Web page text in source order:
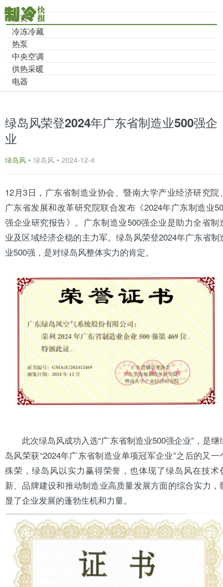
首页
冷冻冷藏
热泵
中央空调
供热采暖
电器
绿岛风荣登2024年广东省制造业500强企
业
绿岛风 • 绿岛风 • 2024-12-4
12月3日， 广东省制造业协会、暨南大学产业经济研究院
广东省发展和改革研究院联合发布《2024年广东制造业
强企业研究报告》。广东制造业500强企业是助力全省制
业及区域经济企稳的主力军。绿岛风荣登2024年广东省制
业500强，是对绿岛风整体实力的肯定。
此次绿岛风成功入选“广东省制造业500强企业”，是继
岛风荣获“2024年广东省制造业单项冠军企业”之后的又一
殊荣，绿岛风以实力赢得荣誉，也体现了绿岛风在技术
新、品牌建设和推动制造业高质量发展方面的综合实力，
显了企业发展的蓬勃生机和力量。